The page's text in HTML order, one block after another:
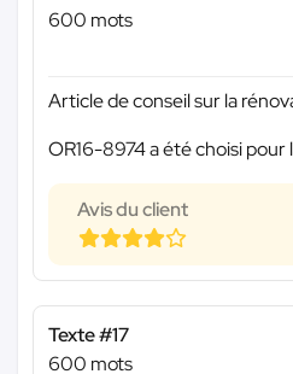
600 mots
Article de conseil sur la
OR16-8974 a été choisi
Avis du client
Texte #17
600 mots